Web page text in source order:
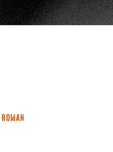
ROMAN